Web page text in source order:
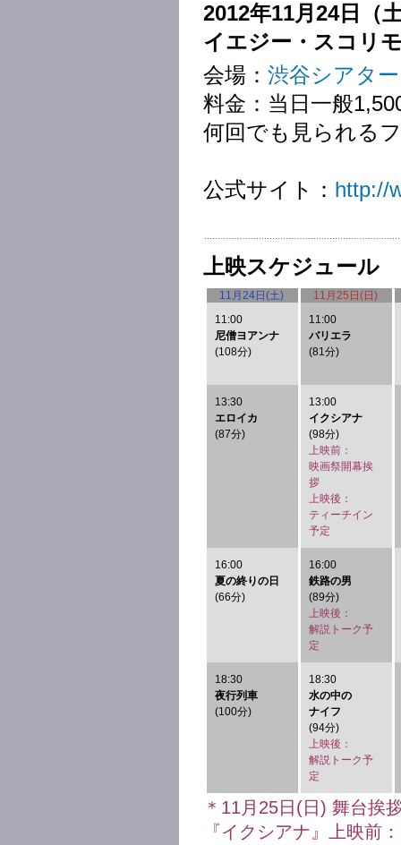
2012年11月24日（
イエジー・スコリ
会場：渋谷シアタ
料金：当日一般
何回でも見られる
公式サイト： http://
上映スケジュール
11月24日(土)
11:00
尼僧ヨアンナ
(108分)
13:30
エロイカ
(87分)
16:00
夏の終りの日
(66分)
18:30
夜行列車
(100分)
11月25日(日)
11:00
バリエラ
(81分)
13:00
イクシアナ
(98分)
上映前：
映画祭開幕挨
拶
上映後：
ティーチイン
予定
16:00
鉄路の男
(89分)
上映後：
解説トーク予
定
18:30
水の中の
ナイフ
(94分)
上映後：
解説トーク予
定
＊11月25日(日) 舞台挨
『イクシアナ』上映前